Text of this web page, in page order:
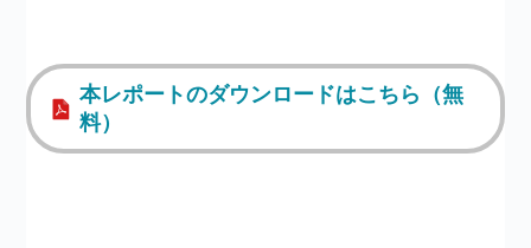
本レポートのダウンロードはこちら（無
料）